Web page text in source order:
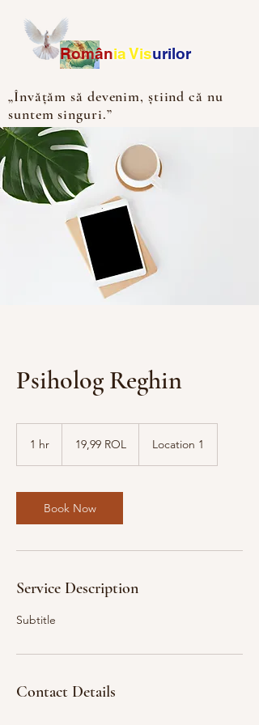
RomâniaVisurilor
„Învățăm să devenim, știind că nu
suntem singuri.”
Psiholog Reghin
1 hr
românești
2006)
19,99 ROL Location 1
Book Now
Service Description
Subtitle
Contact Details